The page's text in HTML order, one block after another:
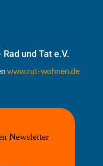
und Tat e.V.
www.rut-wohnen.de
Newsletter